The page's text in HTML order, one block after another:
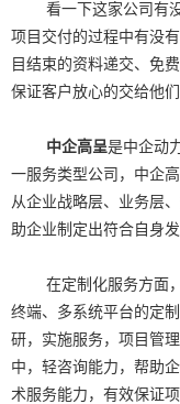
看一下这家公司有
项目交付的过程中有没
目结束的资料递交、免
保证客户放心的交给他们
中企高呈是中企动
一服务类型公司，中企
从企业战略层、业务层
助企业制定出符合自身
在定制化服务方面
终端、多系统平台的定
研，实施服务，项目管
中，轻咨询能力，帮助
术服务能力，有效保证